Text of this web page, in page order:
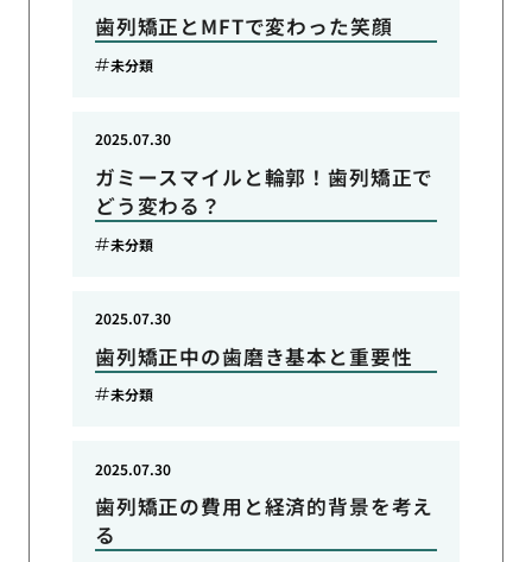
歯列矯正とMFTで変わった笑顔
未分類
ガミースマイルと輪郭！歯列矯正で
どう変わる？
2025.07.30
未分類
歯列矯正中の歯磨き基本と重要性
2025.07.30
未分類
歯列矯正の費用と経済的背景を考え
る
2025.07.30